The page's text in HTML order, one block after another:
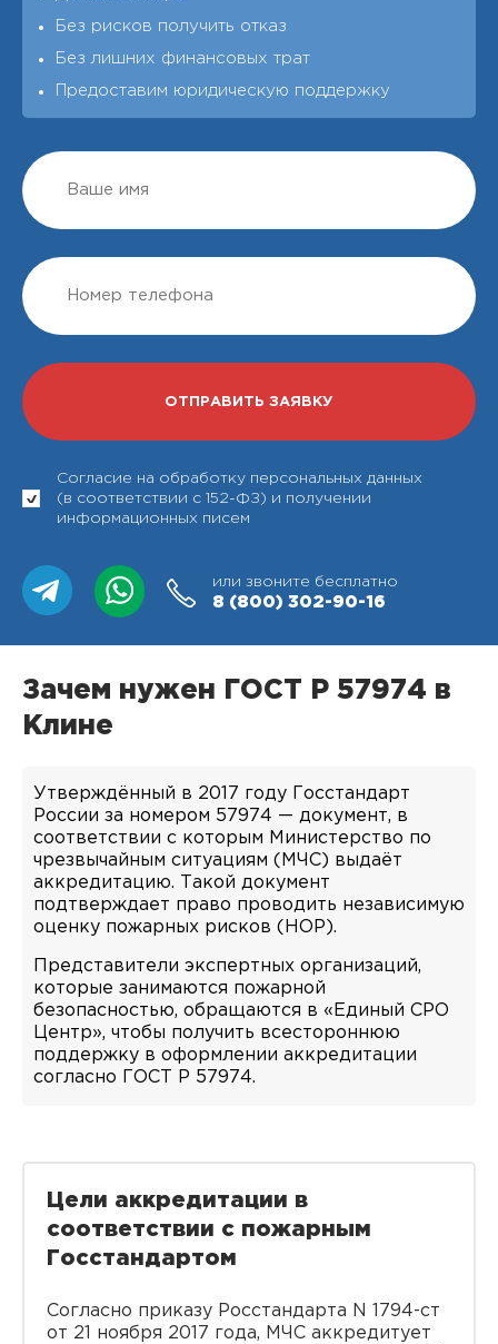
Без рисков получить отказ
Без лишних финансовых трат
Предоставим юридическую поддержку
Согласие на обработку персональных данных
(в соответствии с 152-ФЗ) и получении
информационных писем
или звоните бесплатно
8 (800) 302-90-16
Зачем нужен ГОСТ Р 57974 в
Клине
Утверждённый в 2017 году Госстандарт
России за номером 57974 — документ, в
соответствии с которым Министерство по
чрезвычайным ситуациям (МЧС) выдаёт
аккредитацию. Такой документ
подтверждает право проводить независимую
оценку пожарных рисков (НОР).
Представители экспертных организаций,
которые занимаются пожарной
безопасностью, обращаются в «Единый СРО
Центр», чтобы получить всестороннюю
поддержку в оформлении аккредитации
согласно ГОСТ Р 57974.
Цели аккредитации в
соответствии с пожарным
Госстандартом
Согласно приказу Росстандарта N 1794-ст
от 21 ноября 2017 года, МЧС аккредитует